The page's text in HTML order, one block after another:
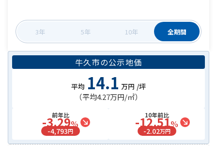
3年 5年 10年 全期間
牛久市の公示地価
平均 14.1 万円 /坪
（平均4.27万円/㎡）
前年比
-3.29%
-4,793円
10年前比
-12.51%
-2.02万円